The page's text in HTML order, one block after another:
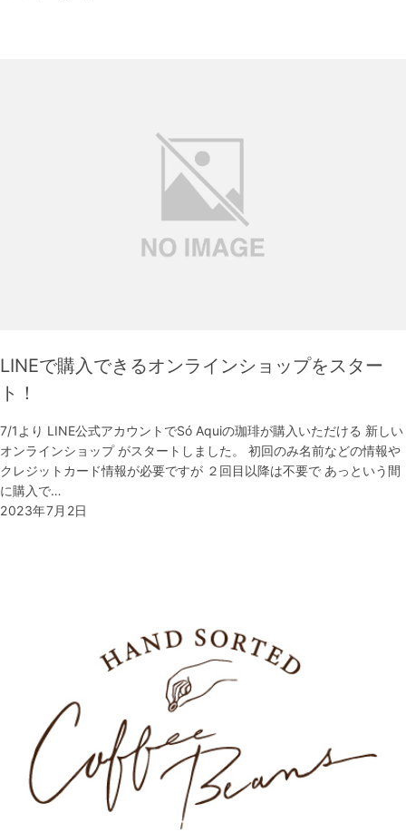
LINEで購入できるオンラインショップをスター
ト！
7/1より LINE公式アカウントでSó Aquiの珈琲が購入いただける 新しい
オンラインショップ がスタートしました。 初回のみ名前などの情報や
クレジットカード情報が必要ですが ２回目以降は不要で あっという間
に購入で…
2023年7月2日